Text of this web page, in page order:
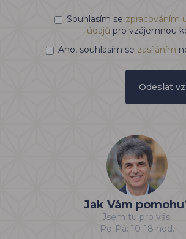
Souhlasím se zpracováním
údajů pro vzájemnou
Ano, souhlasím se zasíláním
Odeslat
Jak Vám
Jsem tu pro vás.
Po-Pá: 10-18 hod.